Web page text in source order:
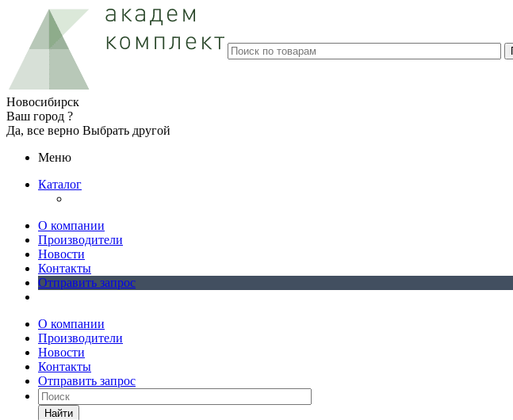
Новосибирск
Ваш город ?
Да, все верно Выбрать другой
Меню
Каталог
О компании
Производители
Новости
Контакты
Отправить запрос
О компании
Производители
Новости
Контакты
Отправить запрос
Найти